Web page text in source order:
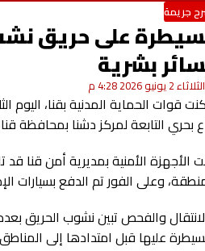
جريمة
على حريق
بشرية
الثلاثاء 2 يونيو 2026 4:28 م
قوات الحماية المدنية بقنا، اليوم
بحري التابعة لمركز دشنا بمحافظة
الأجهزة الأمنية بمديرية أمن قنا
وعلى الفور تم الدفع بسيارات
والفحص تبين نشوب الحريق
عليها قبل امتدادها إلى